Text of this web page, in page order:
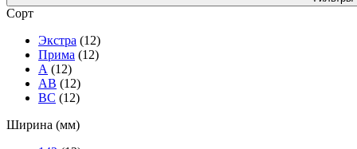
Сорт
Экстра (12)
Прима (12)
А (12)
АВ (12)
ВС (12)
Ширина (мм)